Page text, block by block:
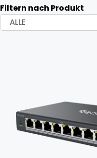
Filtern nach Produkt
ALLE